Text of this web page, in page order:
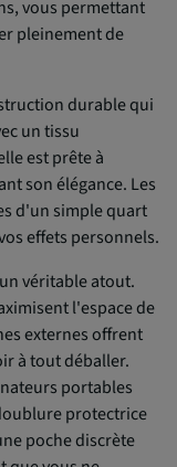
vous permettant
pleinement de
durable qui
un tissu
est prête à
son élégance. Les
d'un simple quart
effets personnels.
véritable atout.
l'espace de
externes offrent
à tout déballer.
portables
protectrice
poche discrète